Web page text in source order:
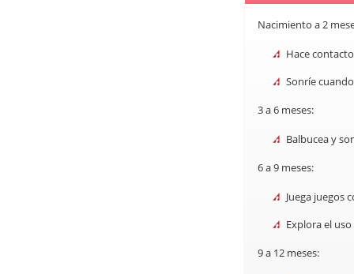
Nacimiento a 2
Hace
Sonríe
3 a 6 meses:
Balbucea y
6 a 9 meses:
Juega juegos
Explora el
9 a 12 meses: